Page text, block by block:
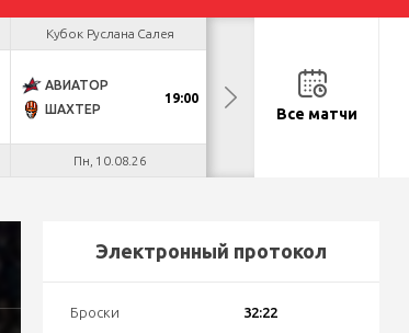
Кубок Руслана Салея
АВИАТОР
ШАХТЕР
19:00
Пн, 10.08.26
МОГИЛЕВ
МЕТАЛЛУРГ
Все матчи
Электронный протокол
Броски 32:22